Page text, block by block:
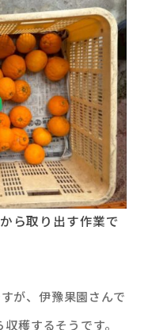
ら取り出す作業で
が、伊豫果園さんで
穫するそうです。